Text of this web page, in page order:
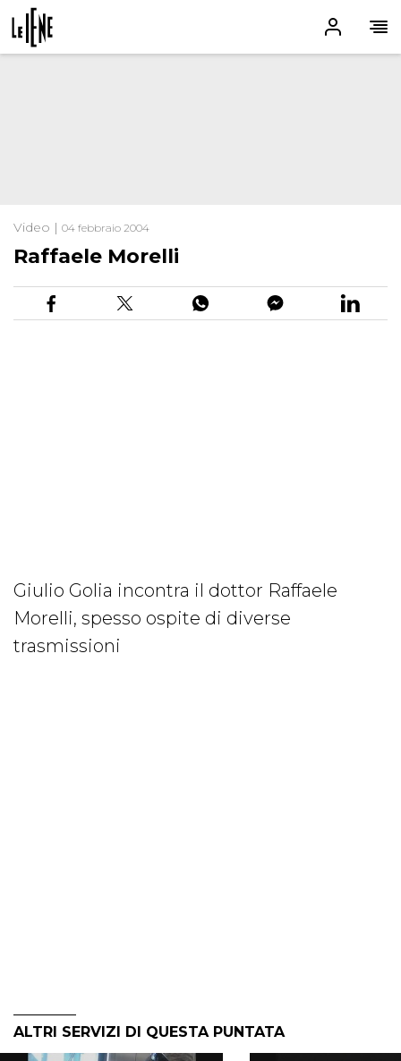
Video | 04 febbraio 2004
Raffaele Morelli
Giulio Golia incontra il dottor Raffaele
Morelli, spesso ospite di diverse
trasmissioni
ALTRI SERVIZI DI QUESTA PUNTATA